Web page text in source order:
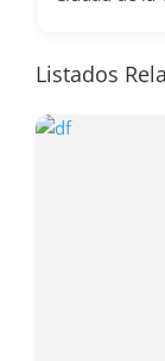
Listados